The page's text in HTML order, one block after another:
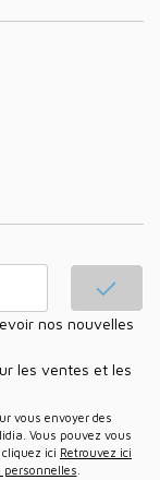
les ventes et les
Vous pouvez vous
ici Retrouvez ici
personnelles